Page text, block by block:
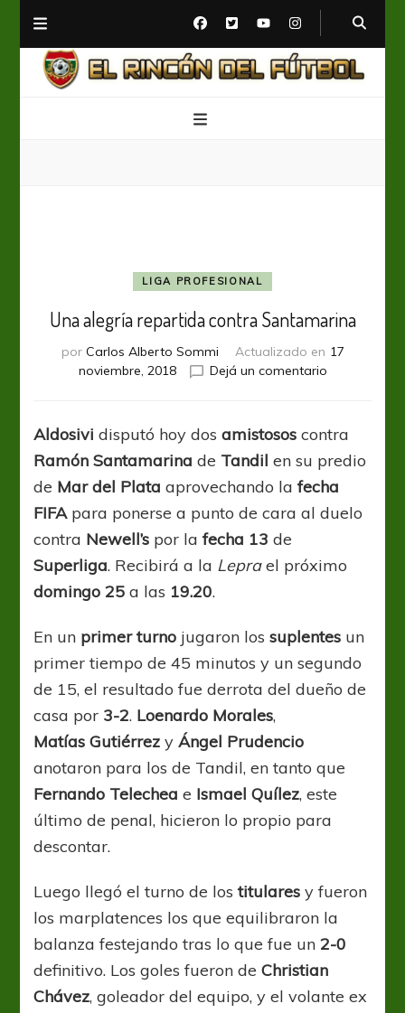
LIGA PROFESIONAL
Una alegría repartida contra Santamarina
por Carlos Alberto Sommi Actualizado en 17
noviembre, 2018
Dejá un comentarioen
repartida
contra
Santamarina
Aldosivi disputó hoy dosamistosos contra
Ramón Santamarina de Tandil en su predio
de Mar del Plata aprovechando lafecha
FIFApara ponerse a punto de cara al duelo
contra Newell’s por lafecha 13 de
Superliga. Recibirá a la Leprael próximo
domingo 25 a las 19.20.
En un primer turno jugaron lossuplentes un
primer tiempo de 45 minutos y un segundo
de 15, el resultado fue derrota del dueño de
casa por 3-2. Loenardo Morales,
Matías Gutiérrez yÁngel Prudencio
anotaron para los de Tandil, en tanto que
Fernando Telechea e Ismael Quílez, este
último de penal, hicieron lo propio para
descontar.
Luego llegó el turno de lostitulares y fueron
los marplatences los que equilibraron la
balanza festejando tras lo que fue un 2-0
definitivo. Los goles fueron deChristian
Chávez, goleador del equipo, y el volante ex